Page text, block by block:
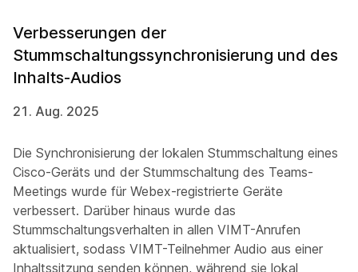
Verbesserungen der
Stummschaltungssynchronisierung und des
Inhalts-Audios
21. Aug. 2025
Die Synchronisierung der lokalen Stummschaltung eines
Cisco-Geräts und der Stummschaltung des Teams-
Meetings wurde für Webex-registrierte Geräte
verbessert. Darüber hinaus wurde das
Stummschaltungsverhalten in allen VIMT-Anrufen
aktualisiert, sodass VIMT-Teilnehmer Audio aus einer
Inhaltssitzung senden können, während sie lokal